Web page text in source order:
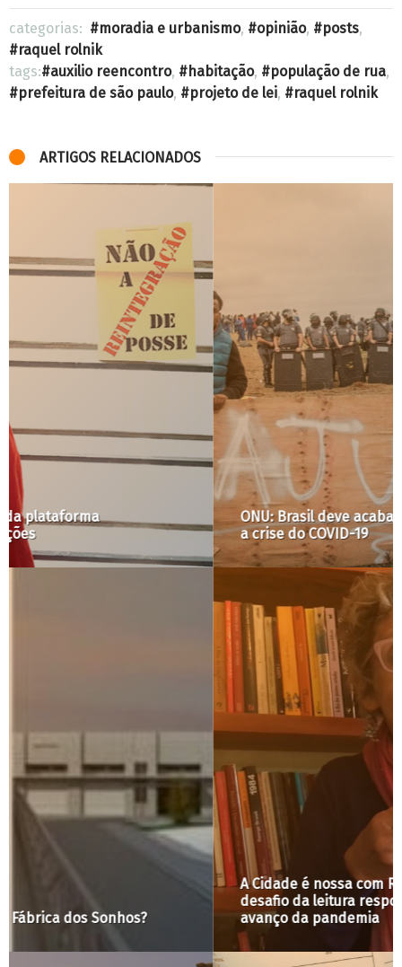
categorias: moradia e urbanismo, opinião, posts,
raquel rolnik
tags:
auxilio reencontro, habitação, população de rua,
prefeitura de são paulo, projeto de lei, raquel rolnik
ARTIGOS RELACIONADOS
ONU: Brasil deve acabar com os despejos durante
a crise do COVID-19
A Cidade é nossa com Raquel Rolnik #13: o
desafio da leitura responsável dos mapas do
avanço da pandemia